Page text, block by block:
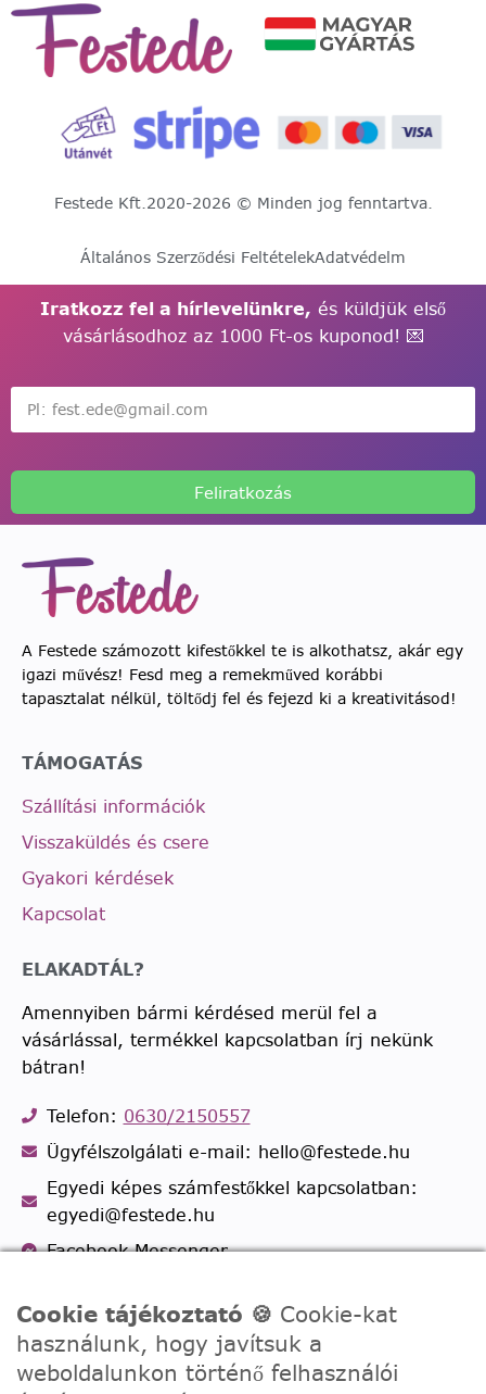
Festede Kft.2020-2026 © Minden jog fenntartva.
Általános Szerződési FeltételekAdatvédelm
Iratkozz fel a hírlevelünkre, és küldjük első
vásárlásodhoz az 1000 Ft-os kuponod! 💌
Feliratkozás
A Festede számozott kifestőkkel te is alkothatsz, akár egy
igazi művész! Fesd meg a remekműved korábbi
tapasztalat nélkül, töltődj fel és fejezd ki a kreativitásod!
TÁMOGATÁS
Szállítási információk
Visszaküldés és csere
Gyakori kérdések
Kapcsolat
ELAKADTÁL?
Amennyiben bármi kérdésed merül fel a
vásárlással, termékkel kapcsolatban írj nekünk
bátran!
Telefon: 0630/2150557
Ügyfélszolgálati e-mail: hello@festede.hu
Egyedi képes számfestőkkel kapcsolatban:
egyedi@festede.hu
Facebook Messenger
Cookie tájékoztató 🍪 Cookie-kat
használunk, hogy javítsuk a
weboldalunkon történő felhasználói